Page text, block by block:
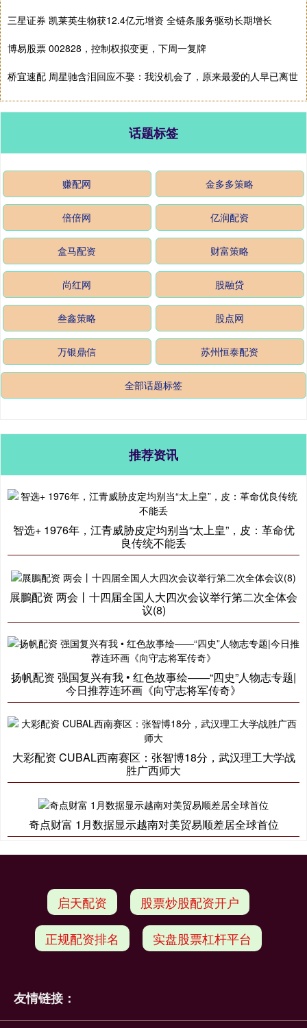
三星证券 凯莱英生物获12.4亿元增资 全链条服务驱动长期增长
博易股票 002828，控制权拟变更，下周一复牌
桥宜速配 周星驰含泪回应不娶：我没机会了，原来最爱的人早已离世
话题标签
赚配网 金多多策略
倍倍网 亿润配资
盒马配资 财富策略
尚红网 股融贷
叁鑫策略 股点网
万银鼎信 苏州恒泰配资
全部话题标签
推荐资讯
智选+ 1976年，江青威胁皮定均别当“太上皇”，皮：革命优
良传统不能丢
展鵬配资 两会丨十四届全国人大四次会议举行第二次全体会
议(8)
扬帆配资 强国复兴有我 • 红色故事绘——“四史”人物志专题|
今日推荐连环画《向守志将军传奇》
大彩配资 CUBAL西南赛区：张智博18分，武汉理工大学战
胜广西师大
奇点财富 1月数据显示越南对美贸易顺差居全球首位
启天配资 股票炒股配资开户
正规配资排名 实盘股票杠杆平台
友情链接：